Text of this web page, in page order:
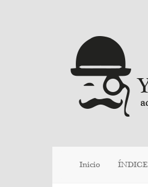
Inicio ÍNDICE